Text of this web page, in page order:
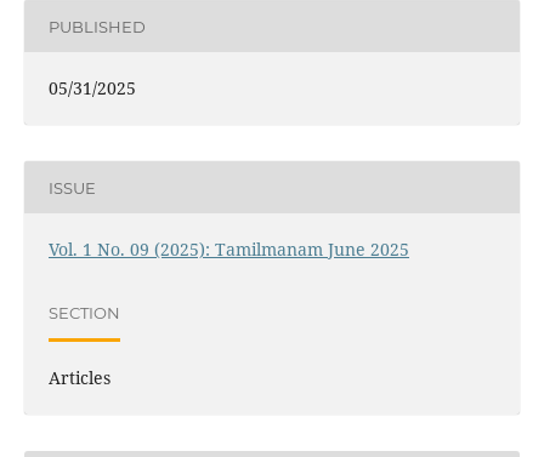
PUBLISHED
05/31/2025
ISSUE
Vol. 1 No. 09 (2025): Tamilmanam June 2025
SECTION
Articles